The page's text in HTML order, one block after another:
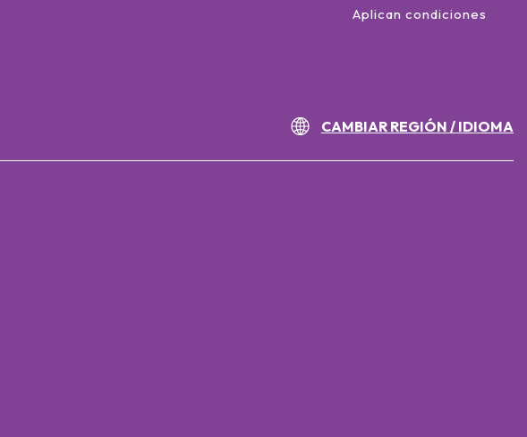
Aplican condiciones
CAMBIAR REGIÓN / IDIOMA